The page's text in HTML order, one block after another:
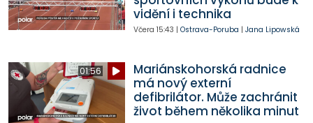
vidění i technika
Včera 15:43 | Ostrava-Poruba | Jana Lipowská
01:56
Mariánskohorská radnice
má nový externí
defibrilátor. Může zachránit
život během několika minut